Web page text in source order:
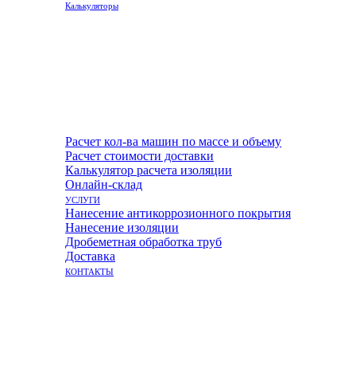
Калькуляторы
Расчет кол-ва машин по массе и объему
Расчет стоимости доставки
Калькулятор расчета изоляции
Онлайн-склад
УСЛУГИ
Нанесение антикоррозионного покрытия
Нанесение изоляции
Дробеметная обработка труб
Доставка
КОНТАКТЫ